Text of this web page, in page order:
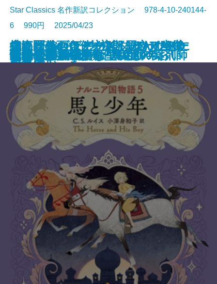
ナルニア国物語6 魔術師のおい
ゆるやかに生贄は
町内会死者蘇生事件
荒地の家族
鬼にきんつば─坊主と同心、幽世
しらべ─
大江戸春画ウォーズ UTAMARO
伝
編めば編むほどわたしはわたしに
なっていった
捜査圏外の条件─初期ミステリ傑
作集(三)─
夏日狂想
チャールズ・デクスター・ウォー
ド事件
Star Classics 名作新訳コレクション 978-4-10-240144-
6 990円 2025/04/23
文庫電子書籍あり
ナルニア国物語5 馬と少年
罪の水際
あやかしの仇討ち 幽世の薬剤師
街とその不確かな壁〔上〕
街とその不確かな壁〔下〕
天路の旅人〔上〕
天路の旅人〔下〕
怪物
田沼と蔦重
ヤクザの子